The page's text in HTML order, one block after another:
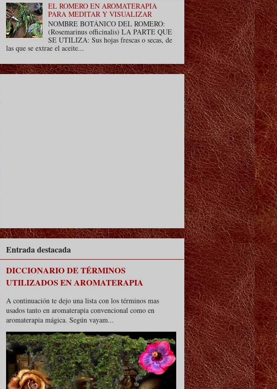
EL ROMERO EN AROMATERAPIA
PARA MEDITAR Y VISUALIZAR
NOMBRE BOTÁNICO DEL ROMERO:
(Rosemarinus officinalis) LA PARTE QUE
SE UTILIZA: Sus hojas frescas o secas, de
las que se extrae el aceite...
Entrada destacada
DICCIONARIO DE TÉRMINOS
UTILIZADOS EN AROMATERAPIA
A continuación te dejo una lista con los términos mas
usados tanto en aromaterapia convencional como en
aromaterapia mágica. Según vayam...